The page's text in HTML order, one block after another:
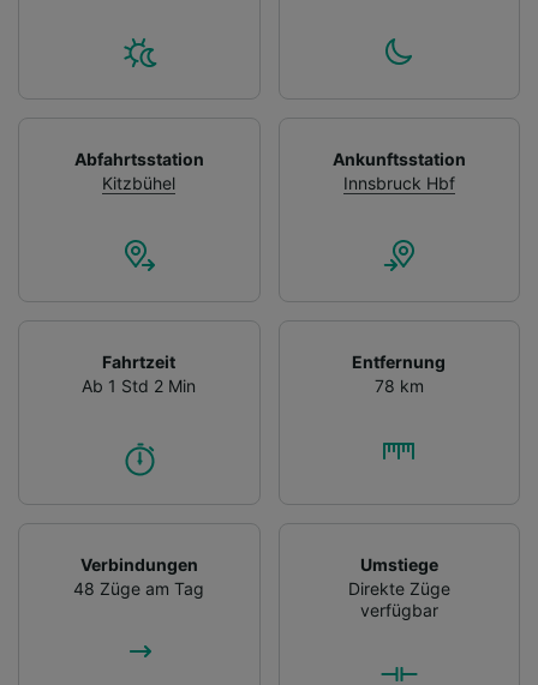
Abfahrtsstation
Kitzbühel
Ankunftsstation
Innsbruck Hbf
Fahrtzeit
Ab 1 Std 2 Min
Entfernung
78 km
Verbindungen
48 Züge am Tag
Umstiege
Direkte Züge
verfügbar